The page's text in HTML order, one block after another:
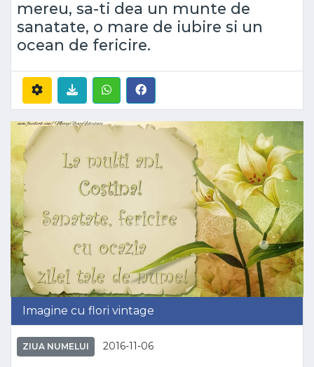
mereu, sa-ti dea un munte de
sanatate, o mare de iubire si un
ocean de fericire.
Imagine cu flori vintage
ZIUA NUMELUI 2016-11-06